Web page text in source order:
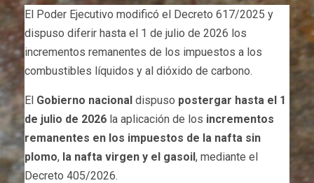
El Poder Ejecutivo modificó el Decreto 617/2025 y
dispuso diferir hasta el 1 de julio de 2026 los
incrementos remanentes de los impuestos a los
combustibles líquidos y al dióxido de carbono.
El Gobierno nacional dispuso postergar hasta el 1
de julio de 2026 la aplicación de los incrementos
remanentes en los impuestos de la nafta sin
plomo, la nafta virgen y el gasoil, mediante el
Decreto 405/2026.